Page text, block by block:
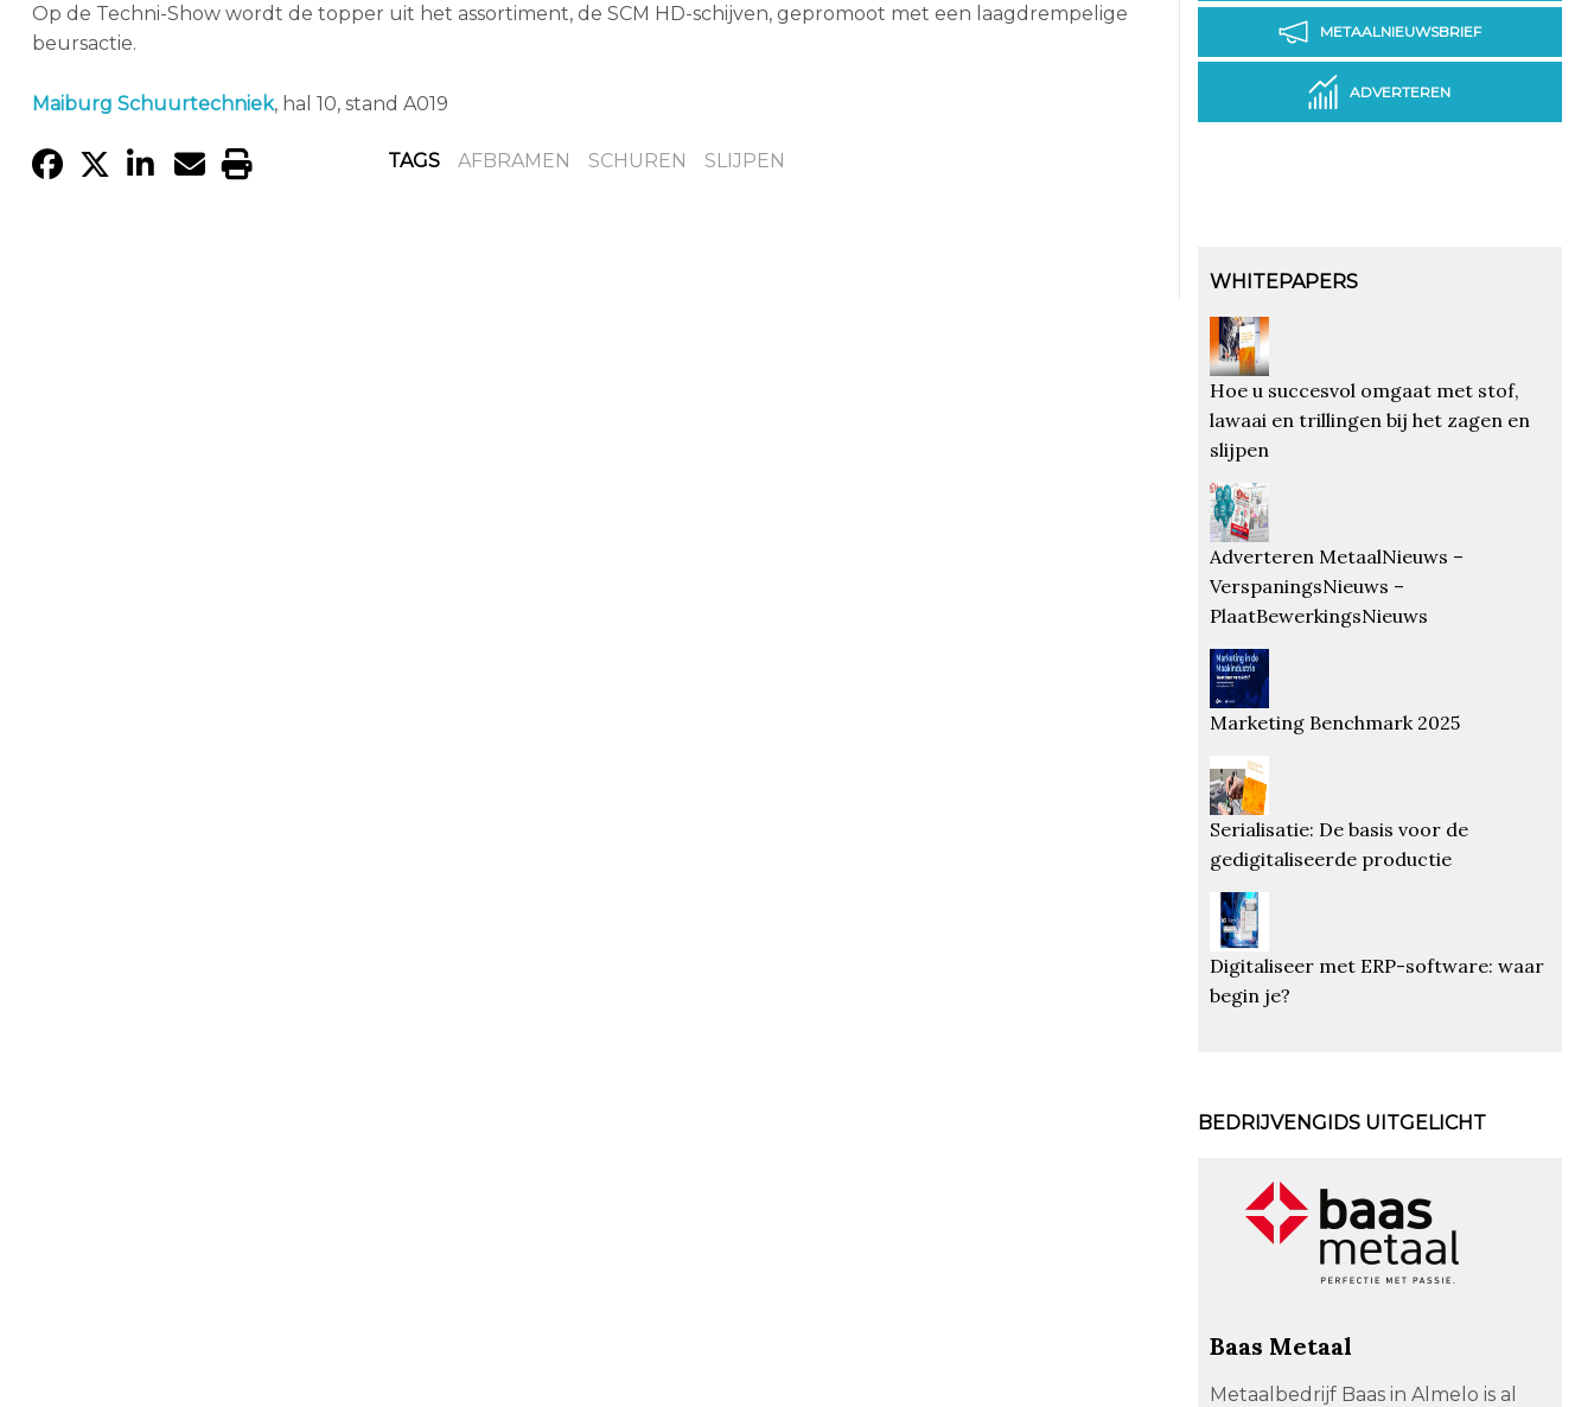
Op de Techni-Show wordt de topper uit het assortiment, de SCM HD-schijven, gepromoot met een laagdrempelige
beursactie.
Maiburg Schuurtechniek, hal 10, stand A019
TAGS AFBRAMEN SCHUREN SLIJPEN
METAALNIEUWSBRIEF
ADVERTEREN
WHITEPAPERS
Hoe u succesvol omgaat met stof,
lawaai en trillingen bij het zagen en
slijpen
Adverteren MetaalNieuws –
VerspaningsNieuws –
PlaatBewerkingsNieuws
Marketing Benchmark 2025
Serialisatie: De basis voor de
gedigitaliseerde productie
Digitaliseer met ERP-software: waar
begin je?
BEDRIJVENGIDS UITGELICHT
Baas Metaal
Metaalbedrijf Baas in Almelo is al